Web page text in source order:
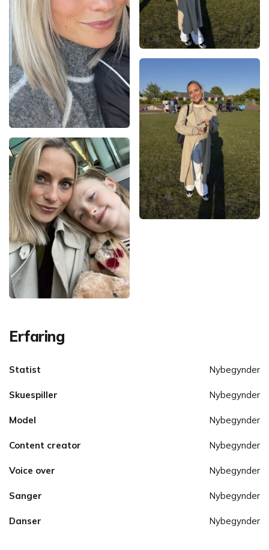
Erfaring
Statist Nybegynder
Skuespiller Nybegynder
Model Nybegynder
Content creator Nybegynder
Voice over Nybegynder
Sanger Nybegynder
Danser Nybegynder